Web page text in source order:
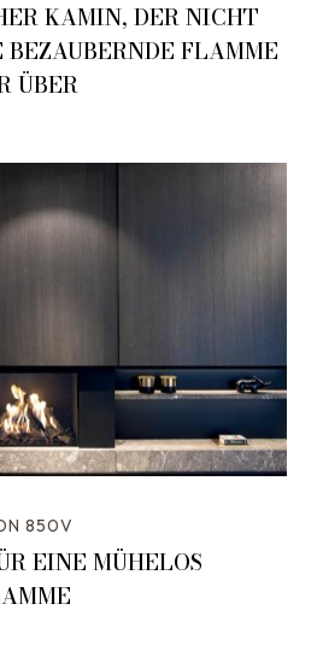
KAMIN, DER NICHT
FLAMME
ÜBER
850V
EINE MÜHELOS